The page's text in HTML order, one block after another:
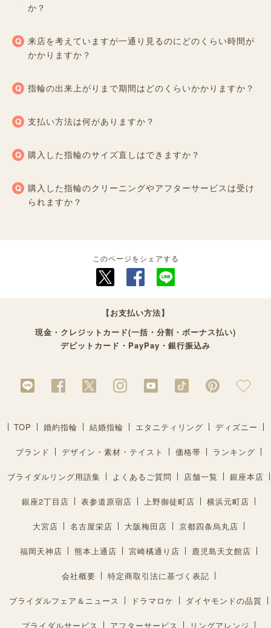
か？
来店を考えていますが一通り見るのにどのくらい時間が
かかりますか？
指輪の出来上がりまで期間はどのくらいかかりますか？
支払い方法は何がありますか？
購入した指輪のサイズ直しはできますか？
購入した指輪のクリーニングやアフターサービスは受け
られますか？
このページをシェアする
【お支払い方法】
現金・クレジットカード(一括・分割・ボーナス払い)
デビットカード・PayPay・銀行振込み
TOP 婚約指輪 結婚指輪 エタニティリング ディズニー
ブランド デザイン・素材・テイスト 価格帯 ランキング
ブライダルリング用語集 よくあるご質問 店舗一覧 銀座本店
銀座2丁目店 表参道原宿店 上野御徒町店 横浜元町店
大宮店 名古屋栄店 大阪梅田店 京都四条烏丸店
福岡天神店 熊本上通店 宮崎橘通り店 鹿児島天文館店
会社概要 特定商取引法に基づく表記
ブライダルフェア＆ニュース ドラマロケ ダイヤモンドの品質
ブライダルサービス アフターサービス リングアレンジ